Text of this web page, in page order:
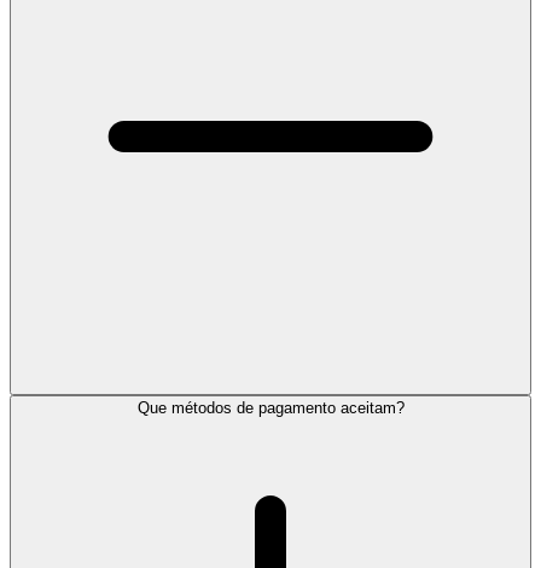
Que métodos de pagamento aceitam?